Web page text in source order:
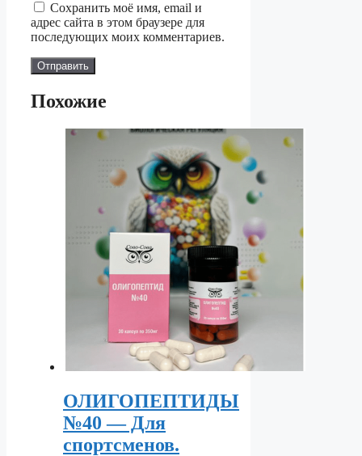
Сохранить моё имя, email и
адрес сайта в этом браузере для
последующих моих комментариев.
Похожие
ОЛИГОПЕПТИДЫ
№40 — Для
спортсменов.